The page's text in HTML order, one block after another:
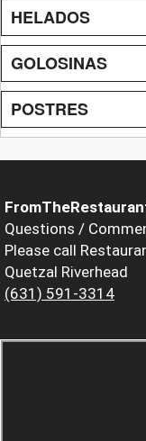
HELADOS
GOLOSINAS
POSTRES
Questions /
Please call
Quetzal Riverhead
(631) 591-3314